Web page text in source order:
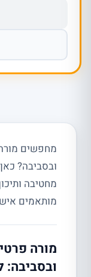
מחפשים
ובסביבה?
מחטיבה
מותאמים
מורה
ובסביבה: